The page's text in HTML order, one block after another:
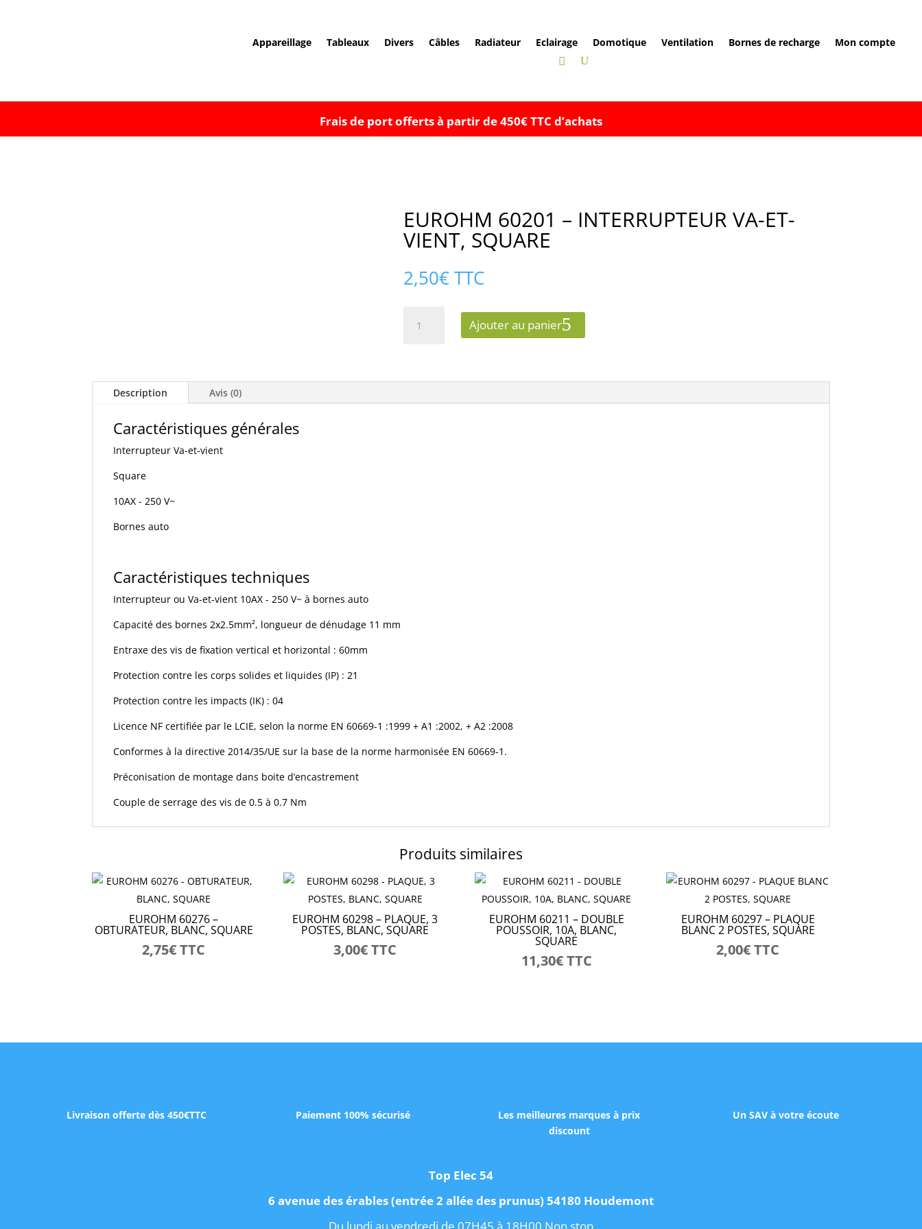
Appareillage Tableaux Divers Câbles Radiateur Eclairage Domotique Ventilation Bornes de recharge Mon compte
Frais de port offerts à partir de 450€ TTC d’achats
EUROHM 60201 – INTERRUPTEUR VA-ET-
VIENT, SQUARE
2,50€TTC
Ajouter au panier
Description Avis (0)
Caractéristiques générales
Interrupteur Va-et-vient
Square
10AX - 250 V~
Bornes auto
Caractéristiques techniques
Interrupteur ou Va-et-vient 10AX - 250 V~ à bornes auto
Capacité des bornes 2x2.5mm², longueur de dénudage 11 mm
Entraxe des vis de fixation vertical et horizontal : 60mm
Protection contre les corps solides et liquides (IP) : 21
Protection contre les impacts (IK) : 04
Licence NF certifiée par le LCIE, selon la norme EN 60669-1 :1999 + A1 :2002, + A2 :2008
Conformes à la directive 2014/35/UE sur la base de la norme harmonisée EN 60669-1.
Préconisation de montage dans boite d’encastrement
Couple de serrage des vis de 0.5 à 0.7 Nm
Produits similaires
EUROHM 60276 –
OBTURATEUR, BLANC, SQUARE
2,75€ TTC
EUROHM 60298 – PLAQUE, 3
POSTES, BLANC, SQUARE
3,00€ TTC
EUROHM 60211 – DOUBLE
POUSSOIR, 10A, BLANC,
SQUARE
11,30€TTC
EUROHM 60297 – PLAQUE
BLANC 2 POSTES, SQUARE
2,00€ TTC
Livraison offerte dès 450€TTC Paiement 100% sécurisé
Les meilleures marques à prix
discount
Un SAV à votre écoute
Top Elec 54
6 avenue des érables (entrée 2 allée des prunus) 54180 Houdemont
Du lundi au vendredi de 07H45 à 18H00 Non stop